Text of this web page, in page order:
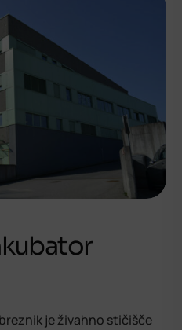
je živahno stičišče